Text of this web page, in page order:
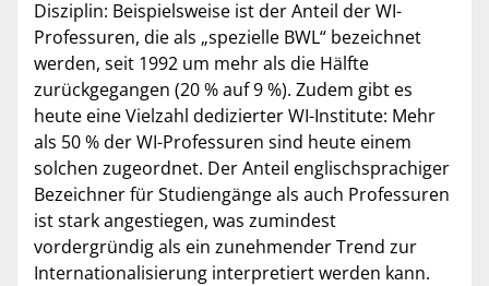
Disziplin: Beispielsweise ist der Anteil der WI-
Professuren, die als „spezielle BWL“ bezeichnet
werden, seit 1992 um mehr als die Hälfte
zurückgegangen (20 % auf 9 %). Zudem gibt es
heute eine Vielzahl dedizierter WI-Institute: Mehr
als 50 % der WI-Professuren sind heute einem
solchen zugeordnet. Der Anteil englischsprachiger
Bezeichner für Studiengänge als auch Professuren
ist stark angestiegen, was zumindest
vordergründig als ein zunehmender Trend zur
Internationalisierung interpretiert werden kann.